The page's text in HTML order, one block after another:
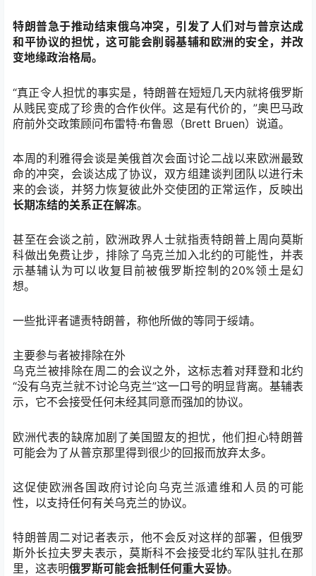
特朗普急于推动结束俄乌冲突，引发了人们对与普京达成
和平协议的担忧，这可能会削弱基辅和欧洲的安全，并改
变地缘政治格局。
“真正令人担忧的事实是，特朗普在短短几天内就将俄罗斯
从贱民变成了珍贵的合作伙伴。这是有代价的，”奥巴马政
府前外交政策顾问布雷特·布鲁恩（Brett Bruen）说道。
本周的利雅得会谈是美俄首次会面讨论二战以来欧洲最致
命的冲突，会谈达成了协议，双方组建谈判团队以进行未
来的会谈，并努力恢复彼此外交使团的正常运作，反映出
长期冻结的关系正在解冻。
甚至在会谈之前，欧洲政界人士就指责特朗普上周向莫斯
科做出免费让步，排除了乌克兰加入北约的可能性，并表
示基辅认为可以收复目前被俄罗斯控制的20%领土是幻
想。
一些批评者谴责特朗普，称他所做的等同于绥靖。
主要参与者被排除在外
乌克兰被排除在周二的会议之外，这标志着对拜登和北约
“没有乌克兰就不讨论乌克兰”这一口号的明显背离。基辅表
示，它不会接受任何未经其同意而强加的协议。
欧洲代表的缺席加剧了美国盟友的担忧，他们担心特朗普
可能会为了从普京那里得到很少的回报而放弃太多。
这促使欧洲各国政府讨论向乌克兰派遣维和人员的可能
性，以支持任何有关乌克兰的协议。
特朗普周二对记者表示，他不会反对这样的部署，但俄罗
斯外长拉夫罗夫表示，莫斯科不会接受北约军队驻扎在那
里，这表明俄罗斯可能会抵制任何重大妥协。